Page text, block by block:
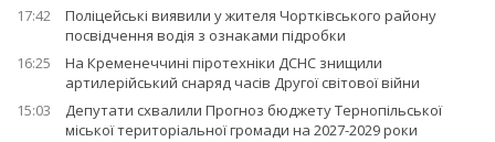
17:42
Поліцейські виявили у жителя Чортківського району
посвідчення водія з ознаками підробки
16:25
На Кременеччині піротехніки ДСНС знищили
артилерійський снаряд часів Другої світової війни
15:03
Депутати схвалили Прогноз бюджету Тернопільської
міської територіальної громади на 2027-2029 роки